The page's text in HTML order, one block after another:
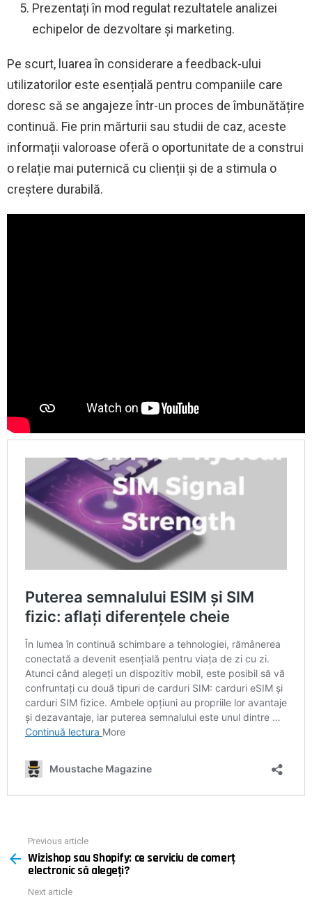
Prezentați în mod regulat rezultatele analizei
echipelor de dezvoltare și marketing.
Pe scurt, luarea în considerare a feedback-ului
utilizatorilor este esențială pentru companiile care
doresc să se angajeze într-un proces de îmbunătățire
continuă. Fie prin mărturii sau studii de caz, aceste
informații valoroase oferă o oportunitate de a construi
o relație mai puternică cu clienții și de a stimula o
creștere durabilă.
more
Previous article
Wizishop sau Shopify: ce serviciu de comerț
electronic să alegeți?
Next article